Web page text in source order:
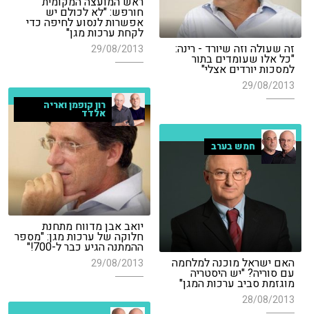
חורפש: "לא לכולם יש
אפשרות לנסוע לחיפה כדי
לקחת ערכות מגן"
29/08/2013 זה שעולה וזה שיורד - רינה:
"כל אלו שעומדים בתור
למסכות יורדים אצלי"
29/08/2013
רון קופמן ואריה
אלדד
יואב אבן מדווח מתחנת
חלוקה של ערכות מגן: "מספר
ההמתנה הגיע כבר ל-700!"
29/08/2013
חמש בערב
האם ישראל מוכנה למלחמה
עם סוריה? "יש היסטריה
מוגזמת סביב ערכות המגן"
28/08/2013